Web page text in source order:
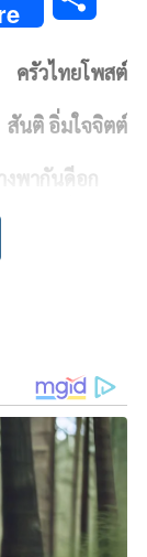
a
r
e
ครัวไทยโพสต์
สันติ อิ่มใจจิตต์
งพากันดีอก
19 อยู่ในเลข
ยซ้ำไป ล่าสุด
าบาลเหลือไม่
เป็นร้าน
คูหา ริมถนน
ความสะอาด
สั่งทำแบบ